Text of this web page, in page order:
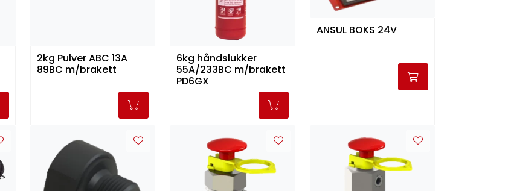
2kg Pulver ABC 13A
89BC m/brakett
6kg håndslukker
55A/233BC m/brakett
PD6GX
ANSUL BOKS 24V